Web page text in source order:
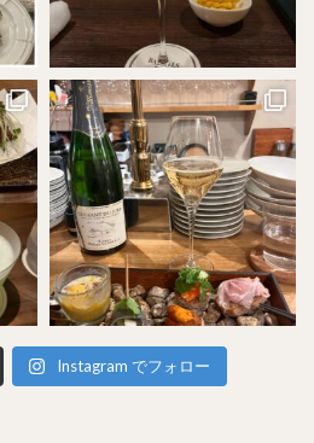
Instagram でフォロー